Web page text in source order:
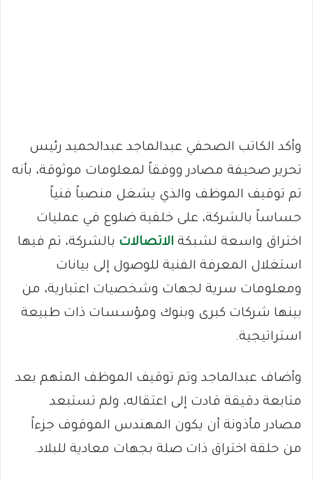
وأكد الكاتب الصحفي عبدالماجد عبدالحميد رئيس
تحرير صحيفة مصادر ووفقاً لمعلومات موثوقة، بأنه
تم توقيف الموظف والذي يشغل منصباً فنياً
حساساً بالشركة، على خلفية ضلوع في عمليات
اختراق واسعة لشبكة الاتصالات بالشركة، تم فيها
استغلال المعرفة الفنية للوصول إلى بيانات
ومعلومات سرية لجهات وشخصيات اعتبارية، من
بينها شركات كبرى وبنوك ومؤسسات ذات طبيعة
استراتيجية.
وأضاف عبدالماجد وتم توقيف الموظف المتهم بعد
متابعة دقيقة قادت إلى اعتقاله، ولم تستبعد
مصادر مأذونة أن يكون المهندس الموقوف جزءاً
من حلقة اختراق ذات صلة بجهات معادية للبلاد.